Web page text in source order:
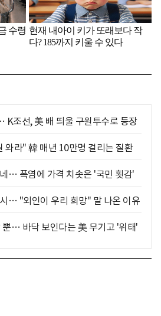
K조선, 美 배 띄울 구원투수로 등장
와라" 韓 매년 10만명 걸리는 질환
… 폭염에 가격 치솟은 '국민 횟감'
… "외인이 우리 희망" 말 나온 이유
뿐… 바닥 보인다는 美 무기고 '위태'